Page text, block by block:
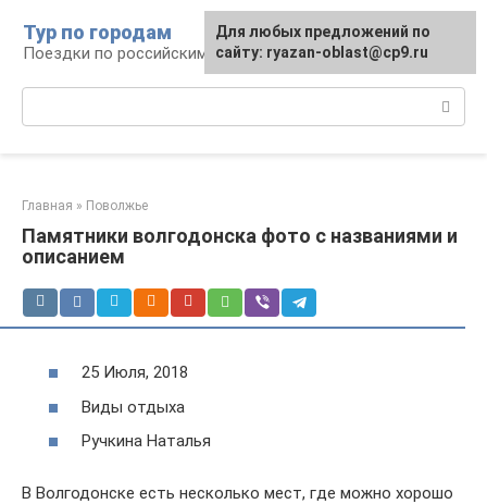
контенту
Тур по городам
Поездки по российским городам
Главная » Поволжье
Памятники волгодонска фото с названиями и
описанием
25 Июля, 2018
Виды отдыха
Ручкина Наталья
В Волгодонске есть несколько мест, где можно хорошо
Для любых предложений по
сайту: ryazan-oblast@cp9.ru